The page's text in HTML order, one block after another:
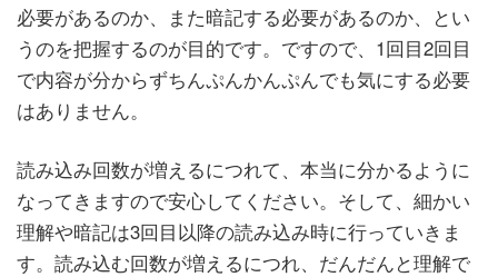
必要があるのか、また暗記する必要があるのか、とい
うのを把握するのが目的です。ですので、1回目2回目
で内容が分からずちんぷんかんぷんでも気にする必要
はありません。
読み込み回数が増えるにつれて、本当に分かるように
なってきますので安心してください。そして、細かい
理解や暗記は3回目以降の読み込み時に行っていきま
す。読み込む回数が増えるにつれ、だんだんと理解で